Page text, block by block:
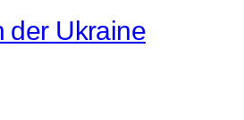
der Ukraine